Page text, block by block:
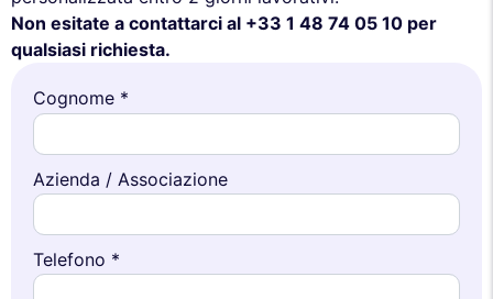
Non esitate a contattarci al +33 1 48 74 05 10 per
qualsiasi richiesta.
Cognome *
Azienda / Associazione
Telefono *